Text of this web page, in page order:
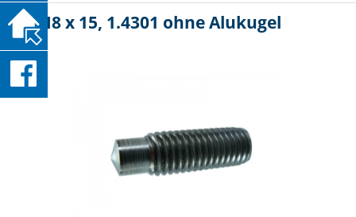
RD M8 x 15, 1.4301 ohne Alukugel